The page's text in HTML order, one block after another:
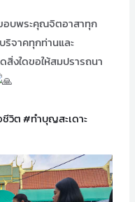
อบพระคุณจิตอาสาทุก
ริจาคทุกท่านและ
งใดขอให้สมปรารถนา
วิต #ทำบุญสะเดาะ